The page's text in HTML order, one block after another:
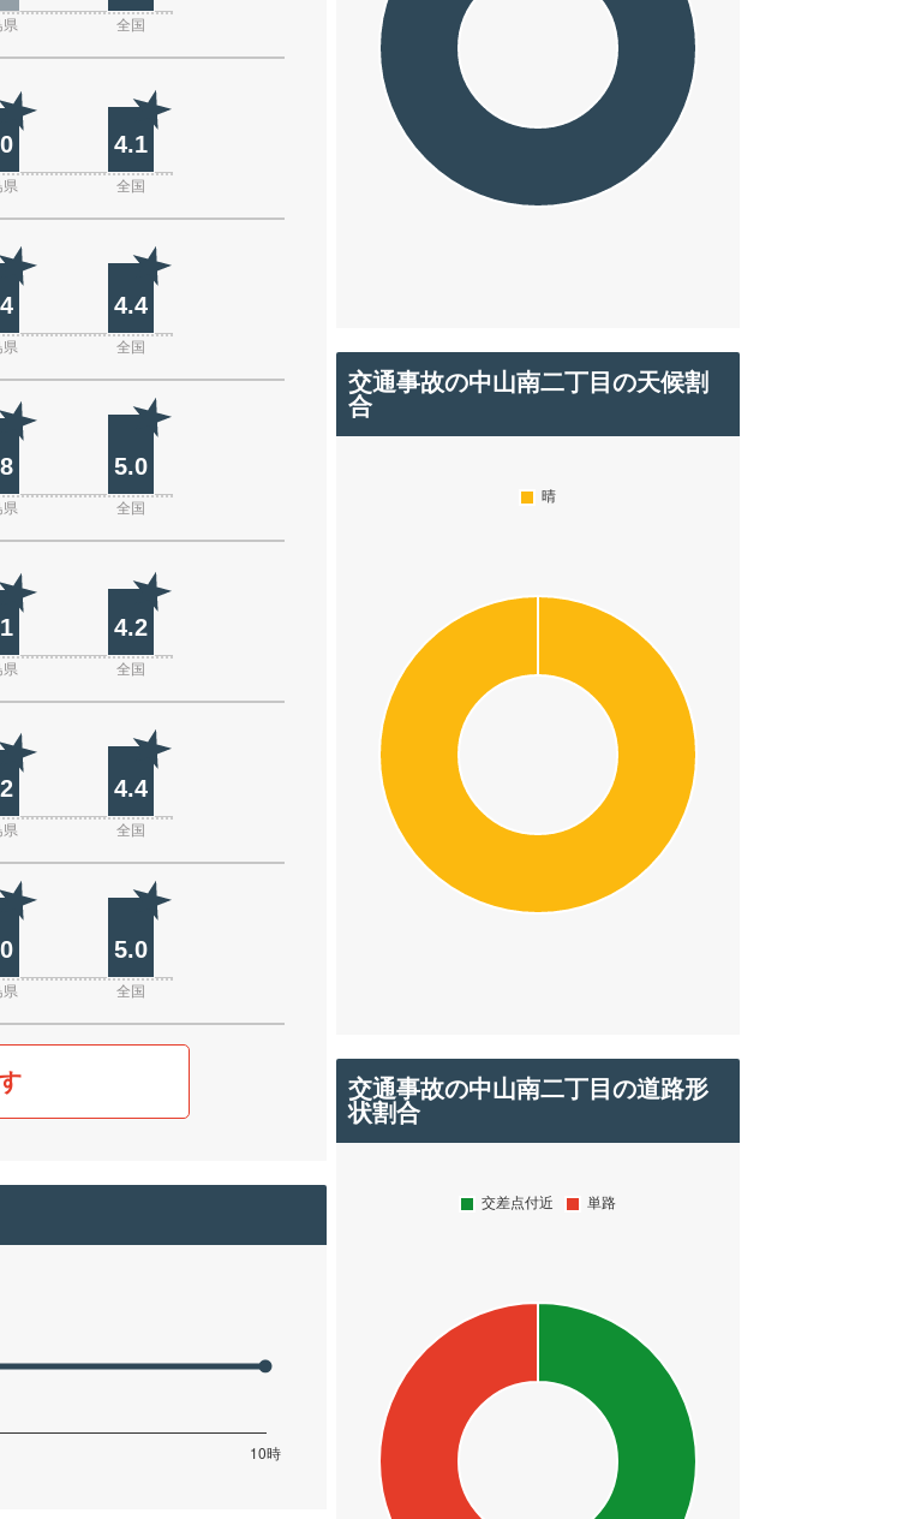
県 全国
4.1
県 全国
4.4
県 全国
5.0
県 全国
4.2
県 全国
4.4
県 全国
5.0
県 全国
交通事故の中山南二丁目の天候割
合
交通事故の中山南二丁目の道路形
状割合